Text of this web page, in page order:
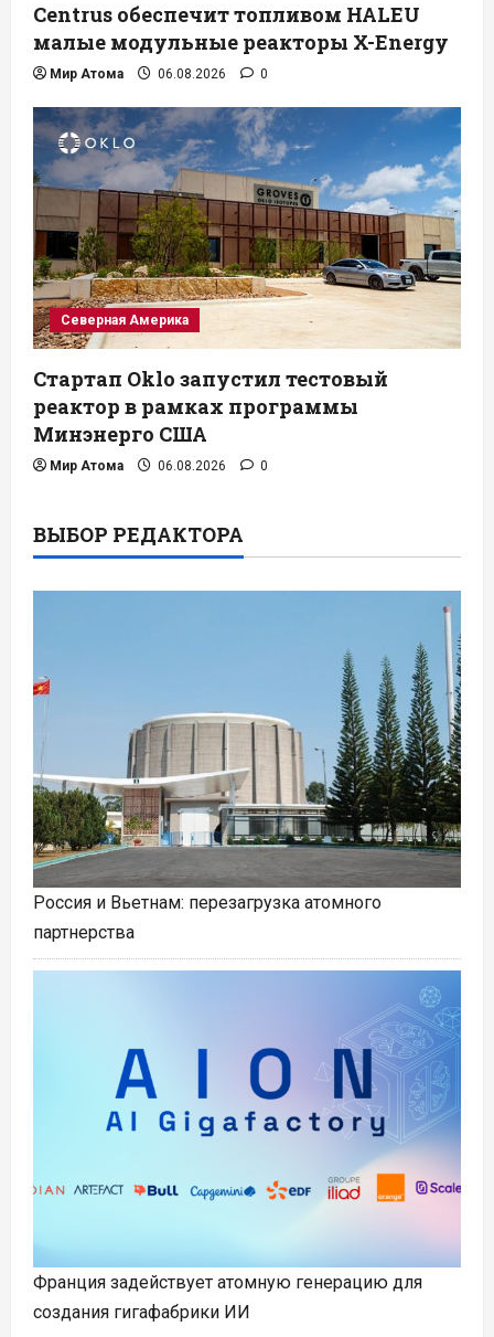
Centrus обеспечит топливом HALEU
малые модульные реакторы X-Energy
Мир Атома 06.08.2026 0
Северная Америка
Стартап Oklo запустил тестовый
реактор в рамках программы
Минэнерго США
Мир Атома 06.08.2026 0
ВЫБОР РЕДАКТОРА
Россия и Вьетнам: перезагрузка атомного
партнерства
Франция задействует атомную генерацию для
создания гигафабрики ИИ